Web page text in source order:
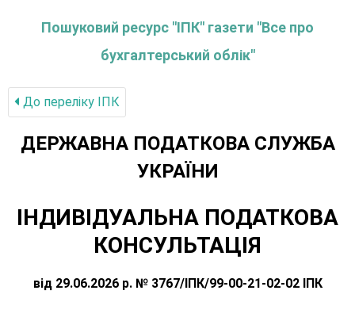
Пошуковий ресурс "ІПК" газети "Все про
бухгалтерський облік"
До переліку IПК
ДЕРЖАВНА ПОДАТКОВА СЛУЖБА
УКРАЇНИ
ІНДИВІДУАЛЬНА ПОДАТКОВА
КОНСУЛЬТАЦІЯ
від 29.06.2026 р. № 3767/ІПК/99-00-21-02-02 ІПК